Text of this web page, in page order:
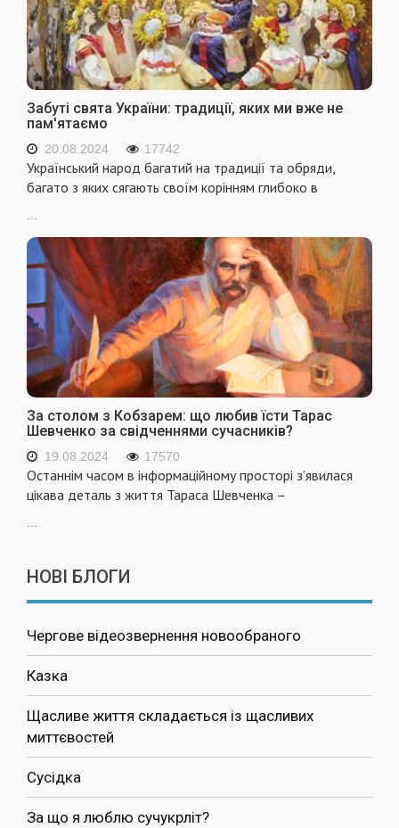
Забуті свята України: традиції, яких ми вже не
пам'ятаємо
20.08.2024 17742
Український народ багатий на традиції та обряди,
багато з яких сягають своїм корінням глибоко в
За столом з Кобзарем: що любив їсти Тарас
Шевченко за свідченнями сучасників?
19.08.2024 17570
Останнім часом в інформаційному просторі з’явилася
цікава деталь з життя Тараса Шевченка –
НОВІ БЛОГИ
Чергове відеозвернення новообраного
Казка
Щасливе життя складається із щасливих
миттєвостей
Сусідка
За що я люблю сучукрліт?